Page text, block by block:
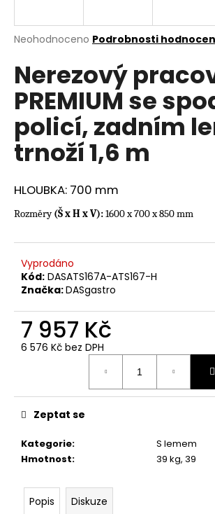
Průměrné
produktu
je
0,0
5
hvězdiček.
Neohodnoceno Podrobnosti
Nerezový
PREMIUM se
policí, zadním
trnoží 1,6 m
HLOUBKA: 700 mm
Rozměry(Š x H x V):1600 x 700 x 850 mm
Vyprodáno
Kód: DASATS167A-ATS167-H
Značka:DASgastro
7 957 Kč
6 576 Kč bez DPH
Kategorie:
S lemem
Hmotnost: 39 kg, 39
Zeptat se
Popis Diskuze
j
t
?
HLEDAT
D
o
o
č
e